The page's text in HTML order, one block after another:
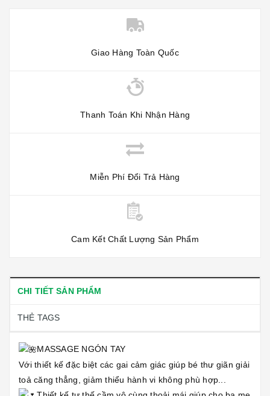
Giao Hàng Toàn Quốc
Thanh Toán Khi Nhận Hàng
Miễn Phí Đổi Trả Hàng
Cam Kết Chất Lượng Sản Phẩm
CHI TIẾT SẢN PHẨM
THẺ TAGS
MASSAGE NGÓN TAY
Với thiết kế đặc biệt các gai cảm giác giúp bé thư giãn giải
toả căng thẳng, giảm thiểu hành vi không phù hợp...